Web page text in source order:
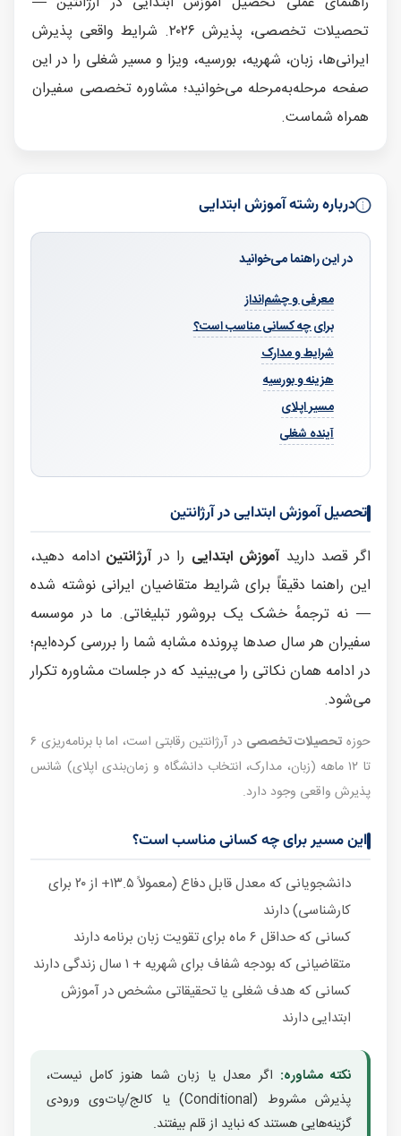
تحصیلات تخصصی، پذیرش ۲۰۲۶. شرایط واقعی پذیرش
ایرانی‌ها، زبان، شهریه، بورسیه، ویزا و مسیر شغلی را در این
صفحه مرحله‌به‌مرحله می‌خوانید؛ مشاوره تخصصی سفیران
همراه شماست.
درباره رشته آموزش ابتدایی
در این راهنما می‌خوانید
معرفی و چشم‌انداز
برای چه کسانی مناسب است؟
شرایط و مدارک
هزینه و بورسیه
مسیر اپلای
آینده شغلی
تحصیل آموزش ابتدایی در آرژانتین
اگر قصد داریدآموزش ابتدایی را درآرژانتینادامه دهید،
این راهنما دقیقاً برای شرایط متقاضیان ایرانی نوشته شده
— نه ترجمهٔ خشک یک بروشور تبلیغاتی. ما در موسسه
سفیران هر سال صدها پرونده مشابه شما را بررسی کرده‌ایم؛
در ادامه همان نکاتی را می‌بینید که در جلسات مشاوره تکرار
می‌شود.
حوزه تحصیلات تخصصی
در آرژانتین رقابتی است، اما با برنامه‌ریزی ۶
تا ۱۲ ماهه (زبان، مدارک، انتخاب دانشگاه و زمان‌بندی اپلای) شانس
پذیرش واقعی وجود دارد.
این مسیر برای چه کسانی مناسب است؟
دانشجویانی که معدل قابل دفاع (معمولاً ۱۳.۵+ از ۲۰ برای
کارشناسی) دارند
کسانی که حداقل ۶ ماه برای تقویت زبان برنامه دارند
متقاضیانی که بودجه شفاف برای شهریه + ۱ سال زندگی دارند
کسانی که هدف شغلی یا تحقیقاتی مشخص در آموزش
ابتدایی دارند
نکته مشاوره: اگر معدل یا زبان شما هنوز کامل نیست،
پذیرش مشروط (Conditional) یا کالج/پات‌وی ورودی
گزینه‌هایی هستند که نباید از قلم بیفتند.